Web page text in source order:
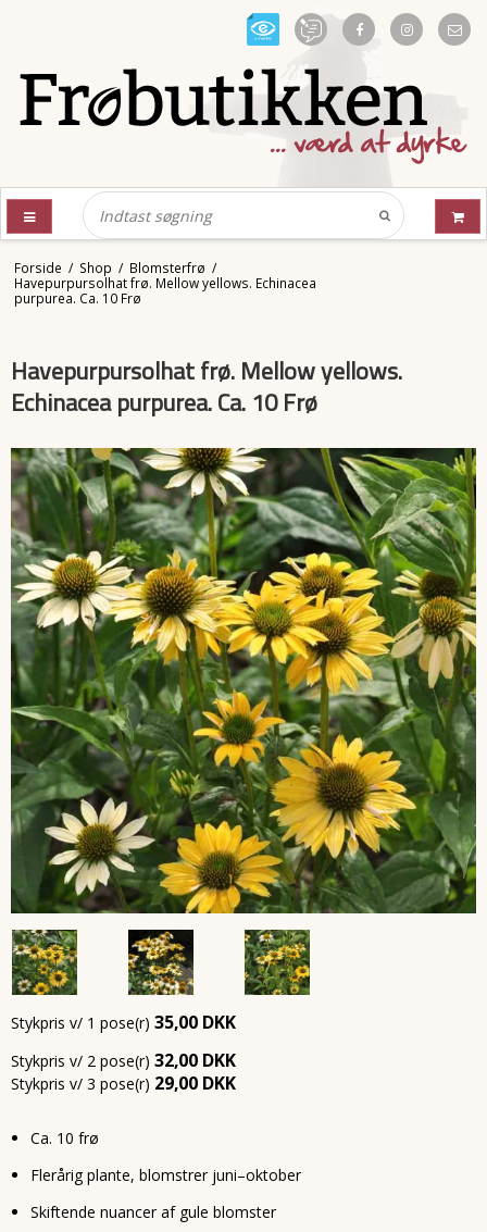
Forside / Shop / Blomsterfrø /
Havepurpursolhat frø. Mellow yellows. Echinacea
purpurea. Ca. 10 Frø
Havepurpursolhat frø. Mellow yellows.
Echinacea purpurea. Ca. 10 Frø
Stykpris v/ 1 pose(r) 35,00 DKK
Stykpris v/ 2 pose(r) 32,00 DKK
Stykpris v/ 3 pose(r) 29,00 DKK
Ca. 10 frø
Flerårig plante, blomstrer juni–oktober
Skiftende nuancer af gule blomster